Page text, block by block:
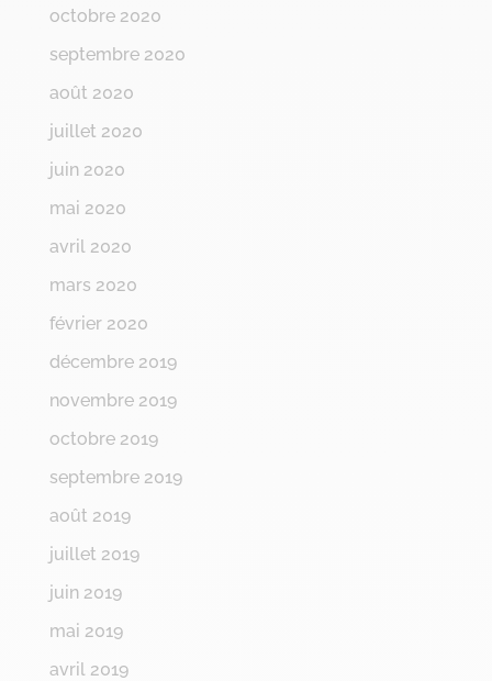
octobre 2020
septembre 2020
août 2020
juillet 2020
juin 2020
mai 2020
avril 2020
mars 2020
février 2020
décembre 2019
novembre 2019
octobre 2019
septembre 2019
août 2019
juillet 2019
juin 2019
mai 2019
avril 2019